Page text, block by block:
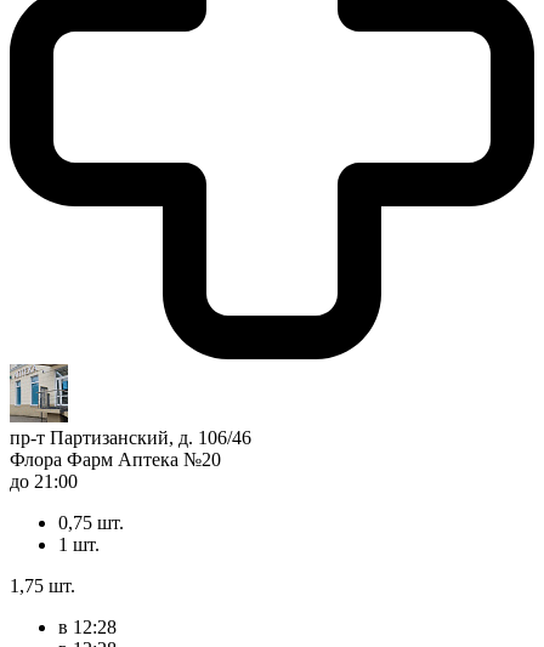
пр-т Партизанский, д. 106/46
Флора Фарм Аптека №20
до 21:00
0,75 шт.
1 шт.
1,75 шт.
в 12:28